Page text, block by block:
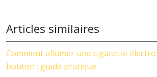
Articles similaires
Comment allumer une cigarette
bouton : guide pratique